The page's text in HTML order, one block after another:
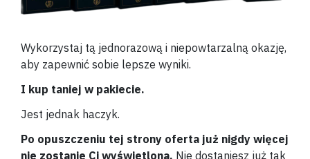
Wykorzystaj tą jednorazową i niepowtarzalną okazję,
aby zapewnić sobie lepsze wyniki.
I kup taniej w pakiecie.
Jest jednak haczyk.
Po opuszczeniu tej strony oferta już nigdy więcej
nie zostanie Ci wyświetlona. Nie dostaniesz już tak